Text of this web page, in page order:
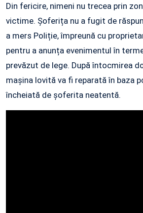
Din fericire, nimeni nu trecea prin
victime. Șoferița nu a fugit de
a mers Poliție, împreună cu
pentru a anunța evenimentul în
prevăzut de lege. După întocmirea
mașina lovită va fi reparată în baza
încheiată de șoferita neatentă.